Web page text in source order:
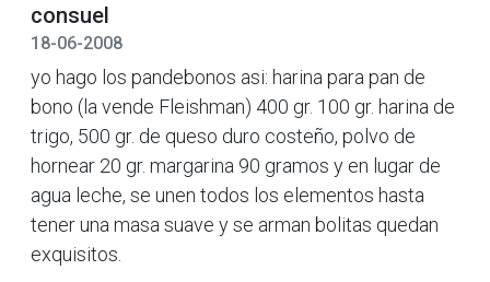
consuel
18-06-2008
yo hago los pandebonos asi: harina para pan de
bono (la vende Fleishman) 400 gr. 100 gr. harina de
trigo, 500 gr. de queso duro costeño, polvo de
hornear 20 gr. margarina 90 gramos y en lugar de
agua leche, se unen todos los elementos hasta
tener una masa suave y se arman bolitas quedan
exquisitos.